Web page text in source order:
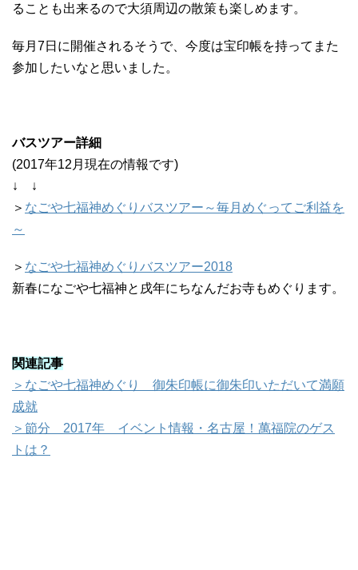
ることも出来るので大須周辺の散策も楽しめます。
毎月7日に開催されるそうで、今度は宝印帳を持ってまた
参加したいなと思いました。
バスツアー詳細
(2017年12月現在の情報です)
↓ ↓
＞ なごや七福神めぐりバスツアー～毎月めぐってご利益を
～
＞ なごや七福神めぐりバスツアー2018
新春になごや七福神と戌年にちなんだお寺もめぐります。
関連記事
＞なごや七福神めぐり 御朱印帳に御朱印いただいて満願
成就
＞節分 2017年 イベント情報・名古屋！萬福院のゲス
トは？